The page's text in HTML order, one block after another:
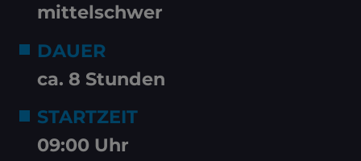
mittelschwer
DAUER
ca. 8 Stunden
STARTZEIT
09:00 Uhr